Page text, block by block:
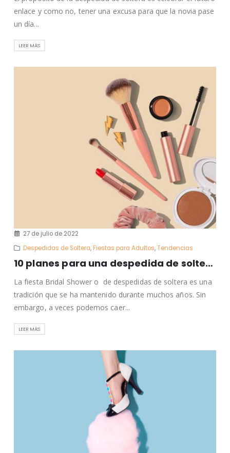
enlace y como no, tener una excusa para que la novia pase
un día...
LEER MÁS
27 de julio de 2022
Despedidas de Soltera,Fiestas para Adultos,Tendencias
10 planes para una despedida de soltera o Bridal Shower
La fiesta Bridal Shower o de despedidas de soltera es una
tradición que se ha mantenido durante muchos años. Sin
embargo, a veces podemos caer...
LEER MÁS